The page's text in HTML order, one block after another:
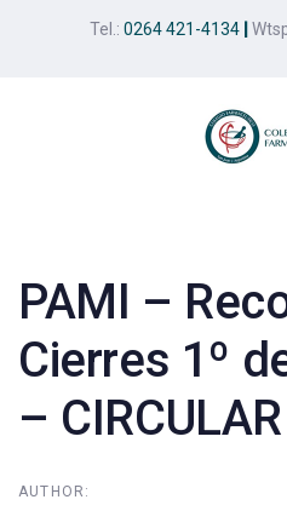
Tel.: 0264 421-4134
PAMI –
Cierres 1º
–
AUTHOR:
navigation